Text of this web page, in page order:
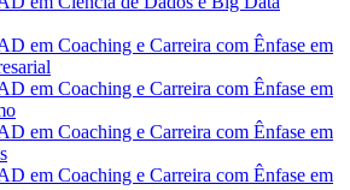
em Coaching e Carreira com Ênfase em
em Coaching e Carreira com Ênfase em
em Coaching e Carreira com Ênfase em
em Coaching e Carreira com Ênfase em